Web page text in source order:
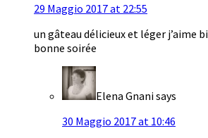
29 Maggio 2017 at 22:55
un gâteau délicieux et léger j’aime
bonne soirée
Elena Gnanisays
30 Maggio 2017 at 10:46